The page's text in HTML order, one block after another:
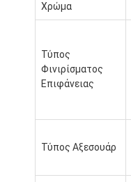
πτυσσόμενο
Πίνακα
Εμπορικές
Ετικέτα
Του προσώπου
Χρώμα
Τύπος
Φινιρίσματος
Επιφάνειας
Τύπος Αξεσουάρ